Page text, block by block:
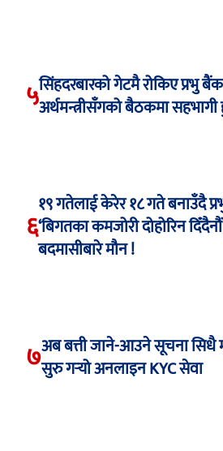
५सिंहदरबारको गेटमै रोकिए प्रभु
अर्थमन्त्रीसँगको बैठकमा
६
१९ गतेलाई केरेर १८ गते बनाउँदै
‘बिगतका कमजोरी दोहोरिन
बदमासीबारे मौन !
७अब बत्ती जाने-आउने सूचना सिधै
सुरु गर्‍यो अनलाइन KYC सेवा